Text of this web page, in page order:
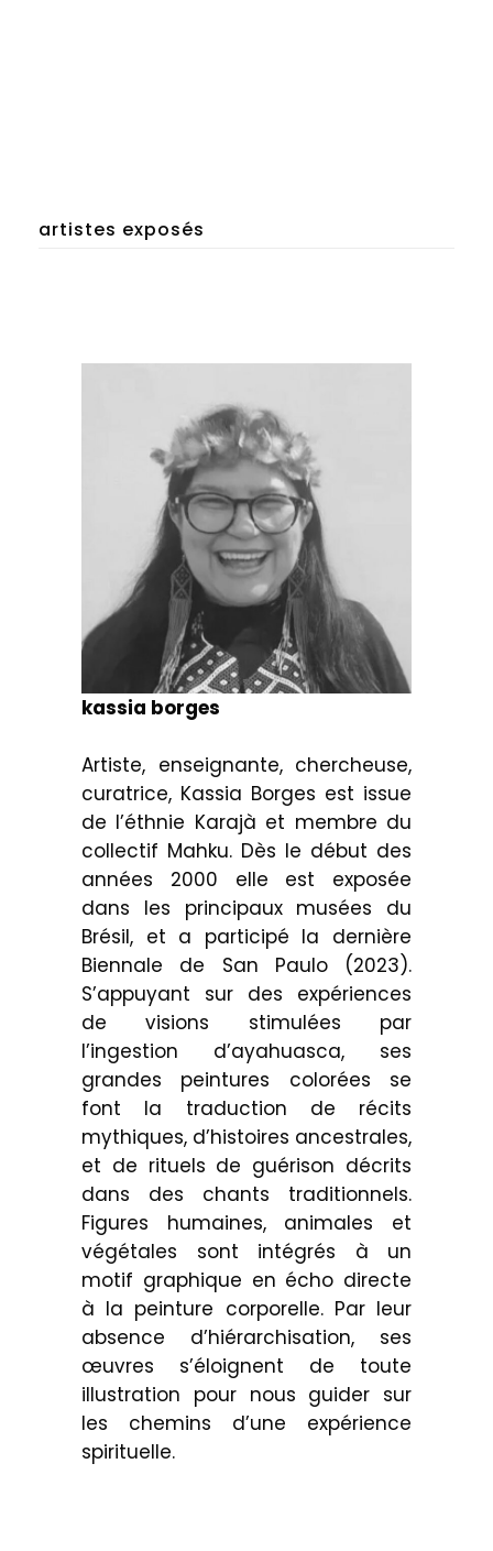
artistes exposés
kassia borges
Artiste, enseignante, chercheuse,
curatrice, Kassia Borges est issue
de l’éthnie Karajà et membre du
collectif Mahku. Dès le début des
années 2000 elle est exposée
dans les principaux musées du
Brésil, et a participé la dernière
Biennale de San Paulo (2023).
S’appuyant sur des expériences
de visions stimulées par
l’ingestion d’ayahuasca, ses
grandes peintures colorées se
font la traduction de récits
mythiques, d’histoires ancestrales,
et de rituels de guérison décrits
dans des chants traditionnels.
Figures humaines, animales et
végétales sont intégrés à un
motif graphique en écho directe
à la peinture corporelle. Par leur
absence d’hiérarchisation, ses
œuvres s’éloignent de toute
illustration pour nous guider sur
les chemins d’une expérience
spirituelle.